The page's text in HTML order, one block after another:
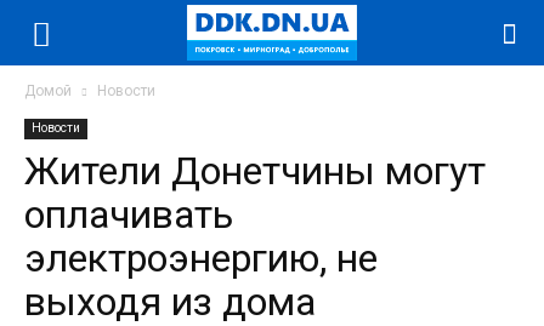
Домой Новости
Новости
Жители Донетчины могут
оплачивать
электроэнергию, не
выходя из дома